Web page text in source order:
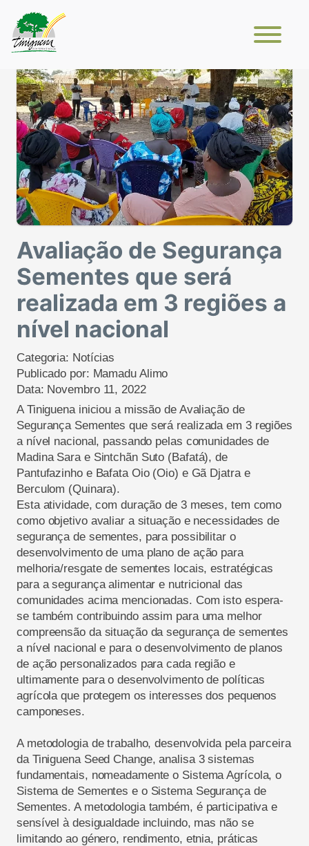
Avaliação de Segurança
Sementes que será
realizada em 3 regiões a
nível nacional
Categoria: Notícias
Publicado por: Mamadu Alimo
Data: Novembro 11, 2022
A Tiniguena iniciou a missão de Avaliação de
Segurança Sementes que será realizada em 3 regiões
a nível nacional, passando pelas comunidades de
Madina Sara e Sintchãn Suto (Bafatá), de
Pantufazinho e Bafata Oio (Oio) e Gã Djatra e
Berculom (Quinara).
Esta atividade, com duração de 3 meses, tem como
como objetivo avaliar a situação e necessidades de
segurança de sementes, para possibilitar o
desenvolvimento de uma plano de ação para
melhoria/resgate de sementes locais, estratégicas
para a segurança alimentar e nutricional das
comunidades acima mencionadas. Com isto espera-
se também contribuindo assim para uma melhor
compreensão da situação da segurança de sementes
a nível nacional e para o desenvolvimento de planos
de ação personalizados para cada região e
ultimamente para o desenvolvimento de políticas
agrícola que protegem os interesses dos pequenos
camponeses.
A metodologia de trabalho, desenvolvida pela parceira
da Tiniguena Seed Change, analisa 3 sistemas
fundamentais, nomeadamente o Sistema Agrícola, o
Sistema de Sementes e o Sistema Segurança de
Sementes. A metodologia também, é participativa e
sensível à desigualdade incluindo, mas não se
limitando ao género, rendimento, etnia, práticas